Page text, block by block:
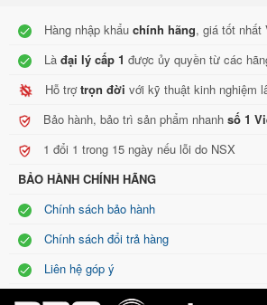
Hàng nhập khẩu chính hãng, giá tốt nhất
Là đại lý cấp 1 được ủy quyền từ các
Hỗ trợtrọn đời với kỹ thuật kinh nghiệm
Bảo hành, bảo trì sản phẩm nhanh số 1
1 đổi 1 trong 15 ngày nếu lỗi do NSX
BẢO HÀNH CHÍNH HÃNG
Chính sách bảo hành
Chính sách đổi trả hàng
Liên hệ góp ý